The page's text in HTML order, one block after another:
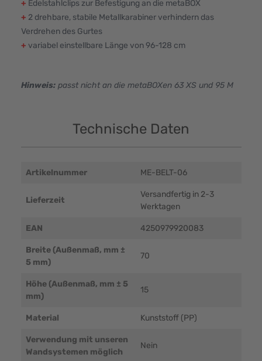
+ Edelstahlclips zur Befestigung an die metaBOX
+ 2 drehbare, stabile Metallkarabiner verhindern das
Verdrehen des Gurtes
+ variabel einstellbare Länge von 96-128 cm
Hinweis:passt nicht an die metaBOXen 63 XS und 95 M
Technische Daten
Artikelnummer ME-BELT-06
Lieferzeit
Versandfertig in 2-3
Werktagen
EAN 4250979920083
Breite (Außenmaß, mm ±
5 mm)
70
Höhe (Außenmaß, mm ± 5
mm)
15
Material Kunststoff (PP)
Verwendung mit unseren
Wandsystemen möglich
Nein